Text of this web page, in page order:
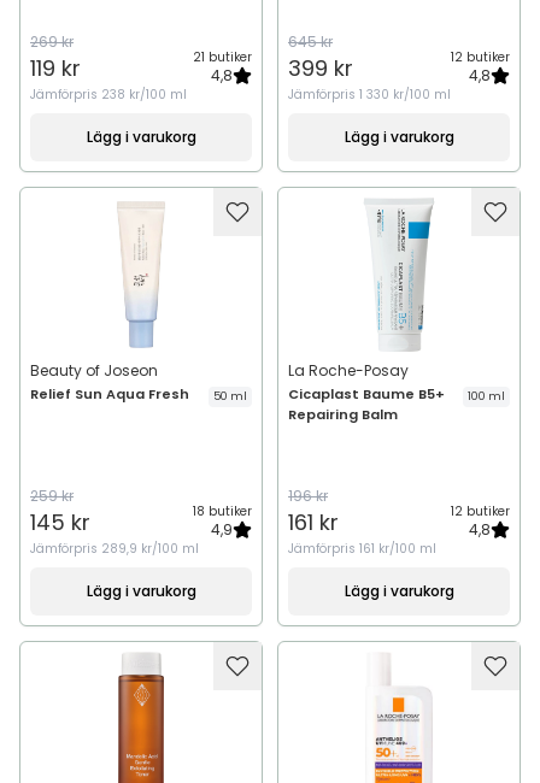
269 kr
119 kr 21 butiker
4,8
Jämförpris 238 kr/100 ml
Lägg i varukorg
645 kr
399 kr 12 butiker
4,8
Jämförpris 1 330 kr/100 ml
Lägg i varukorg
Beauty of Joseon
Relief Sun Aqua Fresh 50 ml
259 kr
145 kr 18 butiker
4,9
Jämförpris 289,9 kr/100 ml
Lägg i varukorg
La Roche-Posay
Cicaplast Baume B5+
Repairing Balm
100 ml
196 kr
161 kr 12 butiker
4,8
Jämförpris 161 kr/100 ml
Lägg i varukorg